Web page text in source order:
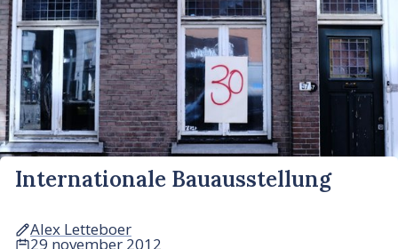
Internationale Bauausstellung
Alex Letteboer
29 november 2012